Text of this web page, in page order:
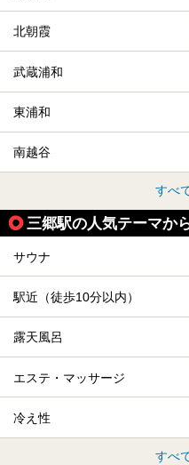
北朝霞
武蔵浦和
東浦和
南越谷
すべ
三郷駅の人気テーマか
サウナ
駅近（徒歩10分以内）
露天風呂
エステ・マッサージ
冷え性
すべ